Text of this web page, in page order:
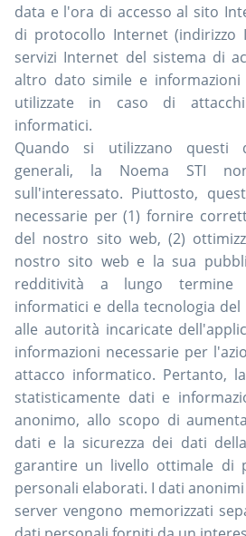
data e l'ora di accesso al sito
di protocollo Internet (indirizzo
servizi Internet del sistema di
altro dato simile e informazioni
utilizzate in caso di
informatici.
Quando si utilizzano questi
generali, la Noema STI
sull'interessato. Piuttosto,
necessarie per (1) fornire
del nostro sito web, (2)
nostro sito web e la sua
redditività a lungo termine
informatici e della tecnologia
alle autorità incaricate
informazioni necessarie per
attacco informatico. Pertanto,
statisticamente dati e
anonimo, allo scopo di
dati e la sicurezza dei dati
garantire un livello ottimale di
personali elaborati. I dati
server vengono memorizzati